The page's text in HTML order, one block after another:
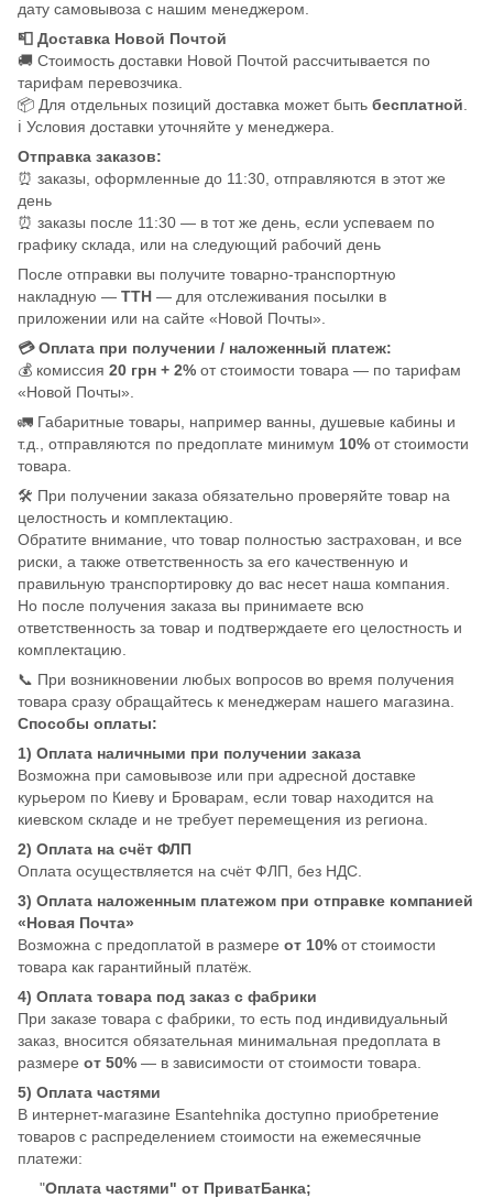
дату самовывоза с нашим менеджером.
📮 Доставка Новой Почтой
🚚 Стоимость доставки Новой Почтой рассчитывается по
тарифам перевозчика.
📦 Для отдельных позиций доставка может быть бесплатной
ℹ️ Условия доставки уточняйте у менеджера.
Отправка заказов:
⏰ заказы, оформленные до 11:30, отправляются в этот же
день
⏰ заказы после 11:30 — в тот же день, если успеваем по
графику склада, или на следующий рабочий день
После отправки вы получите товарно-транспортную
накладную — ТТН — для отслеживания посылки в
приложении или на сайте «Новой Почты».
💳 Оплата при получении / наложенный платеж:
💰 комиссия 20 грн + 2% от стоимости товара — по тарифам
«Новой Почты».
🚛 Габаритные товары, например ванны, душевые кабины и
т.д., отправляются по предоплате минимум 10% от стоимости
товара.
🛠️ При получении заказа обязательно проверяйте товар на
целостность и комплектацию.
Обратите внимание, что товар полностью застрахован, и все
риски, а также ответственность за его качественную и
правильную транспортировку до вас несет наша компания.
Но после получения заказа вы принимаете всю
ответственность за товар и подтверждаете его целостность и
комплектацию.
📞 При возникновении любых вопросов во время получения
товара сразу обращайтесь к менеджерам нашего магазина.
Способы оплаты:
1) Оплата наличными при получении заказа
Возможна при самовывозе или при адресной доставке
курьером по Киеву и Броварам, если товар находится на
киевском складе и не требует перемещения из региона.
2) Оплата на счёт ФЛП
Оплата осуществляется на счёт ФЛП, без НДС.
3) Оплата наложенным платежом при отправке компанией
«Новая Почта»
Возможна с предоплатой в размере от 10% от стоимости
товара как гарантийный платёж.
4) Оплата товара под заказ с фабрики
При заказе товара с фабрики, то есть под индивидуальный
заказ, вносится обязательная минимальная предоплата в
размере от 50% — в зависимости от стоимости товара.
5) Оплата частями
В интернет-магазине Esantehnika доступно приобретение
товаров с распределением стоимости на ежемесячные
платежи:
"Оплата частями" от ПриватБанка;